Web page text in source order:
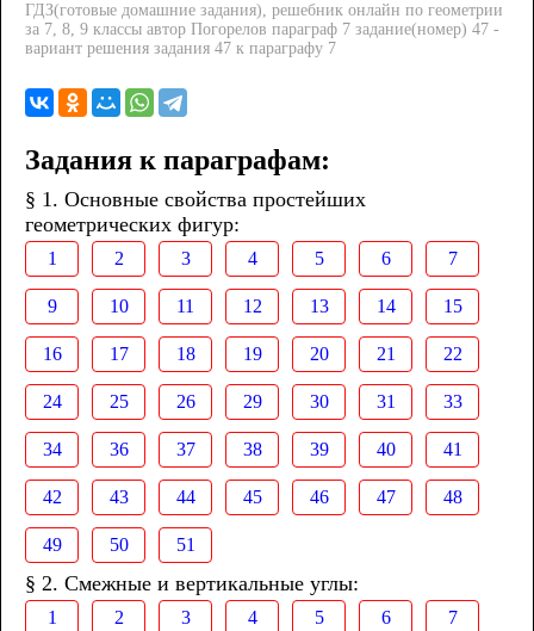
ГДЗ(готовые домашние задания), решебник онлайн по геометрии
за 7, 8, 9 классы автор Погорелов параграф 7 задание(номер) 47 -
вариант решения задания 47 к параграфу 7
Задания к параграфам:
§ 1. Основные свойства простейших
геометрических фигур:
1 2 3 4 5 6 7
9 10 11 12 13 14 15
16 17 18 19 20 21 22
24 25 26 29 30 31 33
34 36 37 38 39 40 41
42 43 44 45 46 47 48
49 50 51
§ 2. Смежные и вертикальные углы:
1 2 3 4 5 6 7